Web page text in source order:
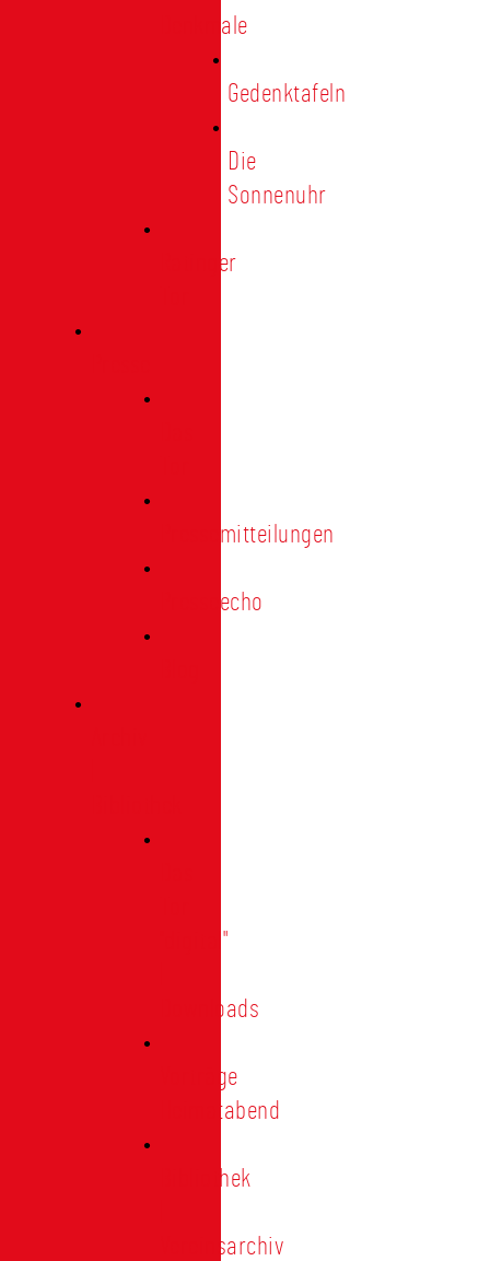
Denkmale
Gedenktafeln
Die
Sonnenuhr
Ratinger
Pressemitteilungen
Presseecho
"digital"
Downloads
Vorträge
Heimatabend
Bibliothek
Vereinsarchiv